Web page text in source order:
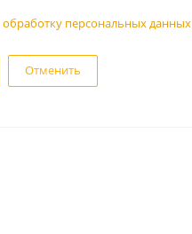
обработку персональных данных
Отменить